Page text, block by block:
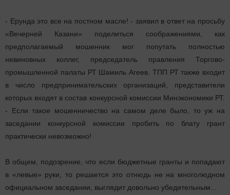
- Ерунда это все на постном масле! - заявил в ответ на просьбу
«Вечерней Казани» поделиться соображениями, как
предполагаемый мошенник мог попутать полностью
невиновных коллег, председатель правления Торгово-
промышленной палаты РТ Шамиль Агеев. ТПП РТ также входит
в число предпринимательских организаций, представители
которых входят в состав конкурсной комиссии Минэкономики РТ.
- Если такое мошенничество на самом деле было, то уж на
заседании конкурсной комиссии пробить по блату грант
практически невозможно!
В общем, подозрение, что если бюджетные гранты и попадают
в «левые» руки, то решается это отнюдь не на многолюдном
официальном заседании, выглядит довольно убедительным...